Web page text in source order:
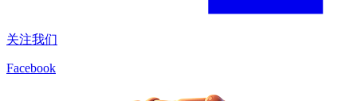
关注我们
Facebook